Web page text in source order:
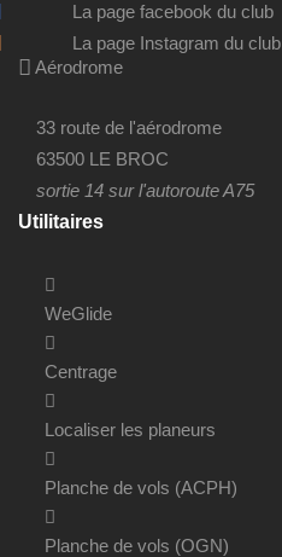
La page facebook du club
La page Instagram du club
Aérodrome
33 route de l'aérodrome
63500 LE BROC
sortie 14 sur l'autoroute A75
Utilitaires
WeGlide
Centrage
Localiser les planeurs
Planche de vols (ACPH)
Planche de vols (OGN)